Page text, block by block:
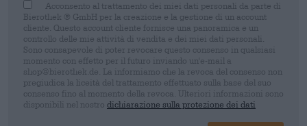
Acconsento al trattamento dei miei dati personali da parte di
Bierothek ® GmbH per la creazione e la gestione di un account
cliente. Questo account cliente fornisce una panoramica e un
controllo delle mie attività di vendita e dei miei dati personali.
Sono consapevole di poter revocare questo consenso in qualsiasi
momento con effetto per il futuro inviando un'e-mail a
shop@bierothek.de. La informiamo che la revoca del consenso non
pregiudica la liceità del trattamento effettuato sulla base del suo
consenso fino al momento della revoca. Ulteriori informazioni sono
disponibili nel nostro dichiarazione sulla protezione dei dati